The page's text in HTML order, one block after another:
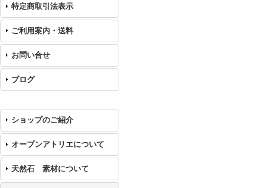
特定商取引法表示
ご利用案内・送料
お問い合せ
ブログ
ショップのご紹介
オープンアトリエについて
天然石 素材について